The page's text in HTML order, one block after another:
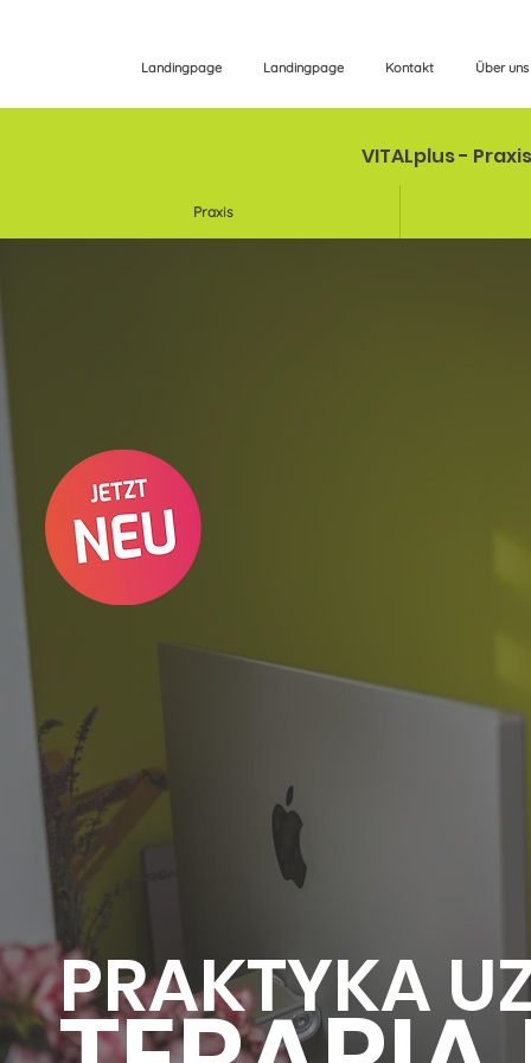
Landingpage Landingpage Kontakt Über uns
VITALplus -
Praxis
PRAKTYKA